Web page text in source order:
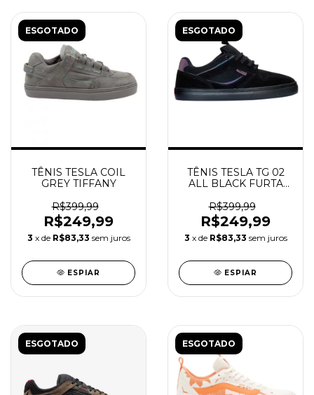
ESGOTADO
TÊNIS TESLA COIL
GREY TIFFANY
R$399,99
R$249,99
3 x de R$83,33 sem juros
ESPIAR
ESGOTADO
TÊNIS TESLA TG 02
ALL BLACK FURTA
R$399,99
R$249,99
3 x de R$83,33 sem juros
ESPIAR
ESGOTADO ESGOTADO